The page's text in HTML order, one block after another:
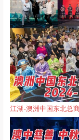
江湖-澳洲中国东北总